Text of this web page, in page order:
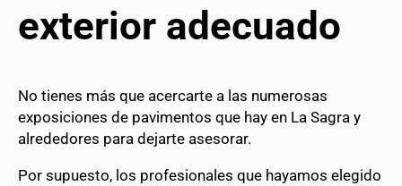
exterior adecuado
No tienes más que acercarte a las numerosas
exposiciones de pavimentos que hay en La Sagra y
alrededores para dejarte asesorar.
Por supuesto, los profesionales que hayamos elegido